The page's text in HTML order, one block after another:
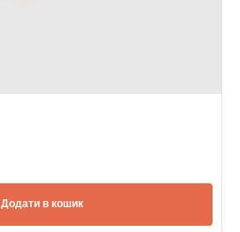
Додати в кошик